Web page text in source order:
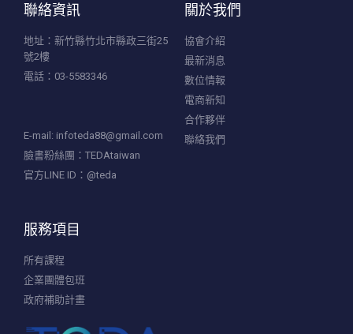
聯絡資訊
地址：新竹縣竹北市縣政三街25
號2樓
電話：03-5583346
E-mail: infoteda88@gmail.com
臉書粉絲團：TEDAtaiwan
官方LINE ID：@teda
關於我們
協會介紹
最新消息
數位情報
電商新知
合作夥伴
聯絡我們
服務項目
所有課程
企業團體包班
政府補助計畫